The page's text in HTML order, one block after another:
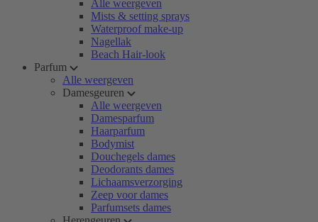
Alle weergeven
Mists & setting sprays
Waterproof make-up
Nagellak
Beach Hair-look
Parfum
Alle weergeven
Damesgeuren
Alle weergeven
Damesparfum
Haarparfum
Bodymist
Douchegels dames
Deodorants dames
Lichaamsverzorging
Zeep voor dames
Parfumsets dames